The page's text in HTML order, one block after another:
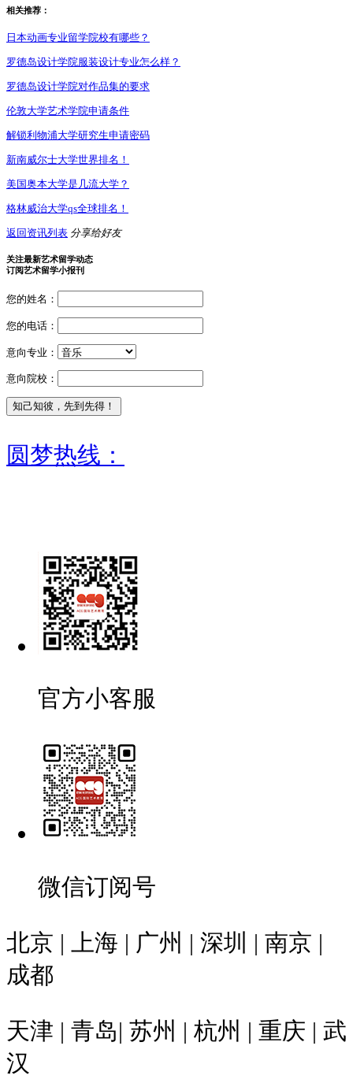
相关推荐：
日本动画专业留学院校有哪些？
罗德岛设计学院服装设计专业怎么样？
罗德岛设计学院对作品集的要求
伦敦大学艺术学院申请条件
解锁利物浦大学研究生申请密码
新南威尔士大学世界排名！
美国奥本大学是几流大学？
格林威治大学qs全球排名！
返回资讯列表 分享给好友
关注最新艺术留学动态
订阅艺术留学小报刊
您的姓名：
您的电话：
意向专业：
意向院校：
圆梦热线：
官方小客服
微信订阅号
北京 | 上海 | 广州 | 深圳 | 南京 |
成都
天津 | 青岛| 苏州 | 杭州 | 重庆 | 武
汉